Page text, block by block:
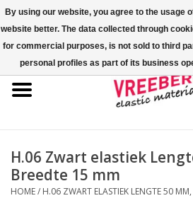
Home
Gekleurde elastiekjes
Elastisch koord
H.06 Zwart elastiek
Breedte 15 mm
HOME/ H.06 ZWART ELASTIEK LENGTE 50
By using our website, you agree to the usage
website better. The data collected through
for commercial purposes, is not sold to third
personal profiles as part of its business